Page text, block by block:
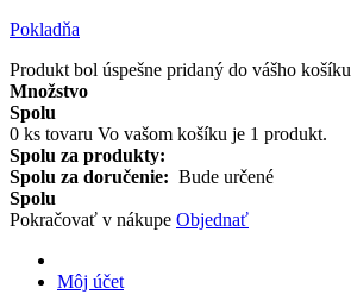
Pokladňa
Produkt bol úspešne pridaný do vášho košíku
Množstvo
Spolu
0 ks tovaru Vo vašom košíku je 1 produkt.
Spolu za produkty:
Spolu za doručenie: Bude určené
Spolu
Pokračovať v nákupe Objednať
Môj účet